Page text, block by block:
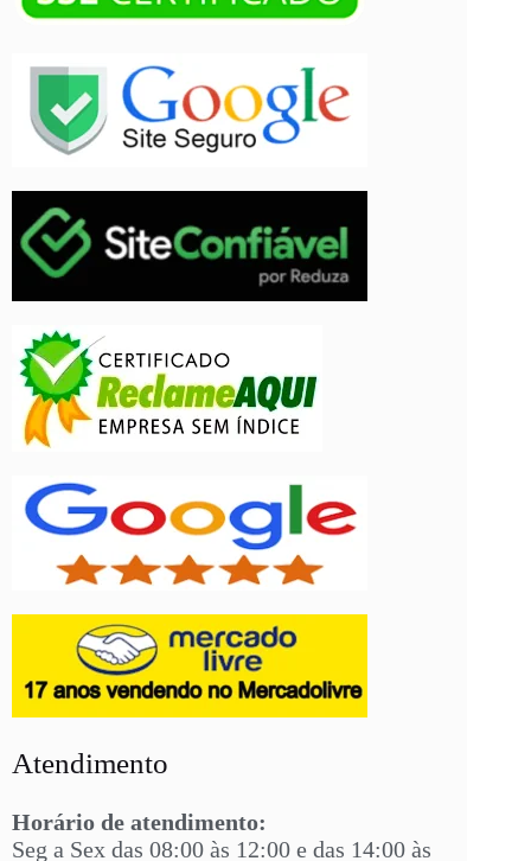
Atendimento
Horário de atendimento:
Seg a Sex das 08:00 às 12:00 e das 14:00 às